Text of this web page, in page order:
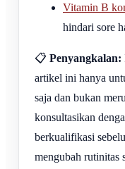
Vitamin B
hindari sore
📋 Penyangkalan:
artikel ini hanya
saja dan bukan
konsultasikan
berkualifikasi
mengubah rutinitas